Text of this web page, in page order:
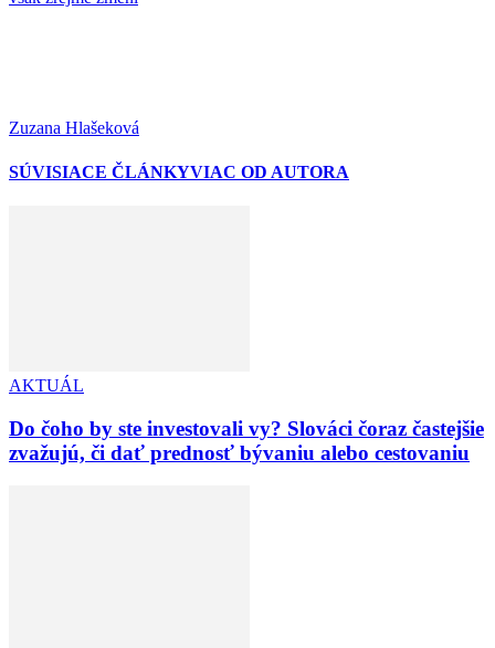
Zuzana Hlašeková
SÚVISIACE ČLÁNKYVIAC OD AUTORA
AKTUÁL
Do čoho by ste investovali vy? Slováci čoraz častejšie
zvažujú, či dať prednosť bývaniu alebo cestovaniu